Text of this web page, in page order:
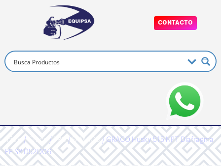
CONTACTO
Inicio/Graco/PRO/FAMAOD/ GRACO Husky 515 NPT Diafragma
PP SP D52D06